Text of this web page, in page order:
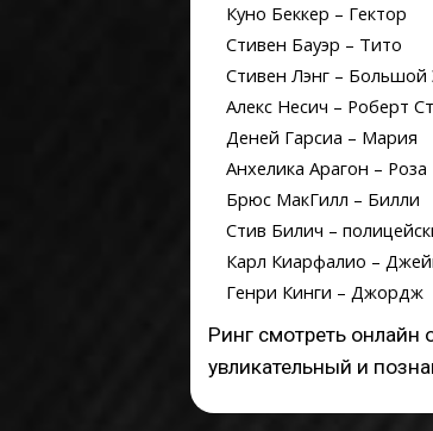
Куно Беккер – Гектор
Стивен Бауэр – Тито
Стивен Лэнг – Большой
Алекс Несич – Роберт
Деней Гарсиа – Мария
Анхелика Арагон – Роза
Брюс МакГилл – Билли
Стив Билич –
Карл Киарфалио –
Генри Кинги – Джордж
Ринг смотреть
увликательный и